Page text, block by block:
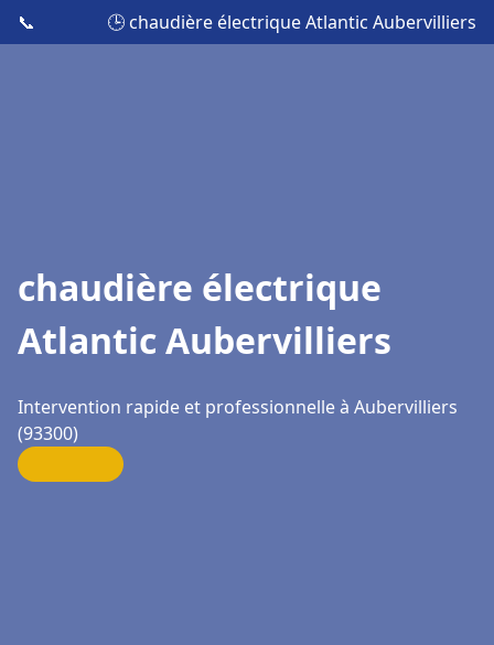
📞 🕒 chaudière électrique Atlantic Aubervilliers
chaudière électrique
Atlantic Aubervilliers
Intervention rapide et professionnelle à Aubervilliers
(93300)